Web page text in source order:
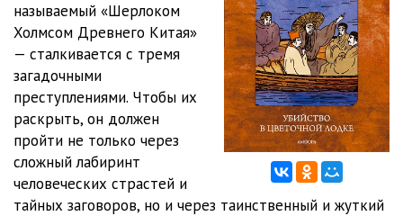
Labirint_009 06:25
Labirint_010 05:08
Labirint_011 05:40
Labirint_012 05:35
Labirint_013 05:03
Labirint_014
называемый «Шерлоком
Холмсом Древнего Китая»
— сталкивается с тремя
загадочными
преступлениями. Чтобы их
раскрыть, он должен
пройти не только через
сложный лабиринт
человеческих страстей и
тайных заговоров, но и через таинственный и жуткий